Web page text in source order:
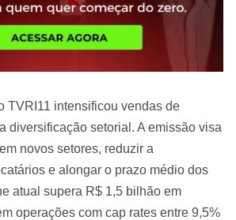
TVRI11 intensificou vendas de
diversificação setorial. A emissão visa
novos setores, reduzir a
e alongar o prazo médio dos
atual supera R$ 1,5 bilhão em
operações com cap rates entre 9,5%